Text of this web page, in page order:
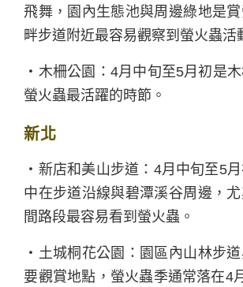
飛舞，園內生態池與周邊綠地是
畔步道附近最容易觀察到螢火蟲活
・木柵公園：4月中旬至5月初是木
螢火蟲最活躍的時節。
新北
・新店和美山步道：4月中旬至5
中在步道沿線與碧潭溪谷周邊，
間路段最容易看到螢火蟲。
・土城桐花公園：園區內山林步
要觀賞地點，螢火蟲季通常落在4